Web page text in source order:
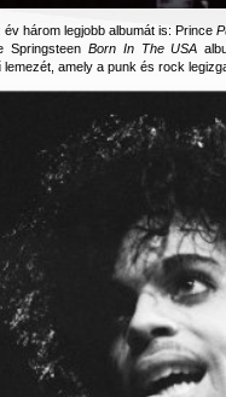
év három legjobb albumát is: Prince
Springsteen Born In The USA
lemezét, amely a punk és rock